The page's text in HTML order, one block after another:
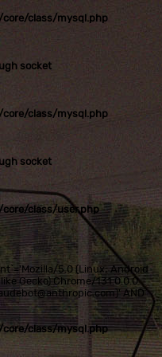
/core/class/mysql.php
socket
/core/class/mysql.php
socket
class/user.php
5.0 (Linux; Android
Gecko) Chrome/131.0.0.0
AND
/core/class/mysql.php